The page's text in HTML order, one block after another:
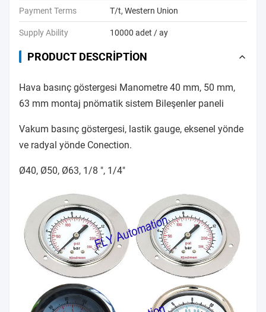
Payment Terms T/t, Western Union
Supply Ability 10000 adet / ay
PRODUCT DESCRIPTION
Hava basınç göstergesi Manometre 40 mm, 50 mm,
63 mm montaj pnömatik sistem Bileşenler paneli
Vakum basınç göstergesi, lastik gauge, eksenel yönde
ve radyal yönde Conection.
Ø40, Ø50, Ø63, 1/8 ", 1/4"